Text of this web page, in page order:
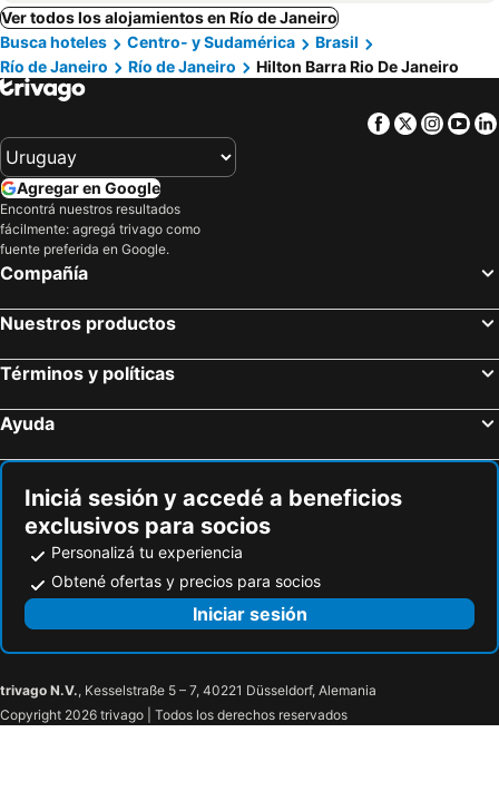
Ver todos los alojamientos en Río de Janeiro
Busca hoteles
Centro- y Sudamérica
Brasil
Río de Janeiro
Río de Janeiro Hilton Barra Rio De Janeiro
Facebook
Twitter
Agregar en Google
Encontrá nuestros resultados
fácilmente: agregá trivago como
fuente preferida en Google.
Compañía
Nuestros productos
Términos y políticas
Ayuda
Iniciá sesión y accedé a beneficios
exclusivos para socios
Personalizá tu experiencia
Obtené ofertas y precios para socios
Iniciar sesión
trivago N.V., Kesselstraße 5 – 7, 40221 Düsseldorf, Alemania
Copyright 2026 trivago | Todos los derechos reservados